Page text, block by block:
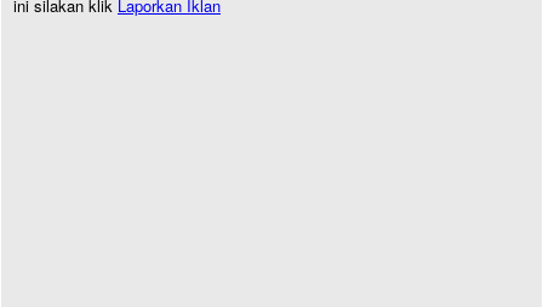
ini silakan klik Laporkan Iklan